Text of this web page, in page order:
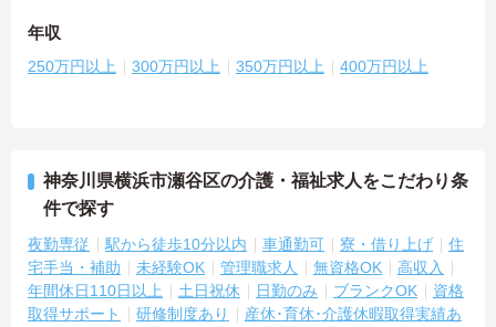
年収
250万円以上 300万円以上 350万円以上 400万円以上
神奈川県横浜市瀬谷区の介護・福祉求人をこだわり条
件で探す
夜勤専従 駅から徒歩10分以内 車通勤可 寮・借り上げ
住
宅手当・補助
未経験OK 管理職求人 無資格OK
高収入
年間休日110日以上
土日祝休 日勤のみ ブランクOK
資格
取得サポート
研修制度あり
産休･育休･介護休暇取得実績あ